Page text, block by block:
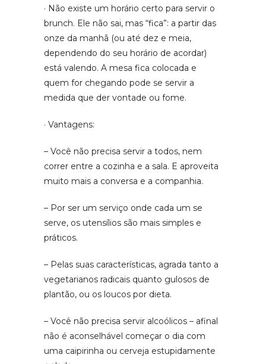
· Não existe um horário certo para servir o
brunch. Ele não sai, mas “fica”: a partir das
onze da manhã (ou até dez e meia,
dependendo do seu horário de acordar)
está valendo. A mesa fica colocada e
quem for chegando pode se servir a
medida que der vontade ou fome.
· Vantagens:
– Você não precisa servir a todos, nem
correr entre a cozinha e a sala. E aproveita
muito mais a conversa e a companhia.
– Por ser um serviço onde cada um se
serve, os utensílios são mais simples e
práticos.
– Pelas suas características, agrada tanto a
vegetarianos radicais quanto gulosos de
plantão, ou os loucos por dieta.
– Você não precisa servir alcoólicos – afinal
não é aconselhável começar o dia com
uma caipirinha ou cerveja estupidamente